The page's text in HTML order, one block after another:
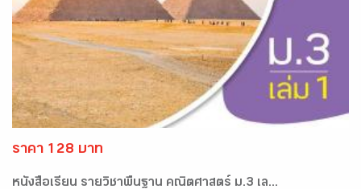
ราคา 128 บาท
หนังสือเรียน รายวิชาพื้นฐาน คณิตศาสตร์ ม.3 เล...